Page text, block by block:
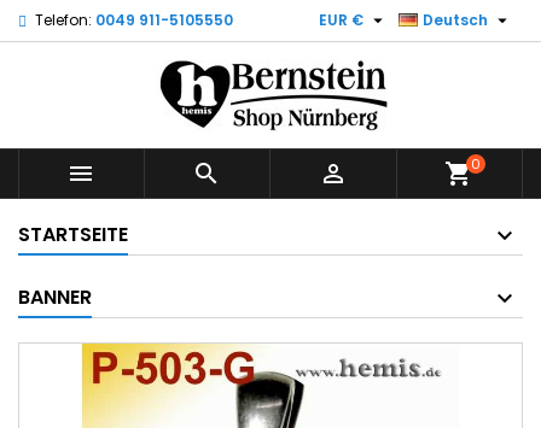
Telefon: 0049 911-5105550 Deutsch 
EUR € 
   shopping_cart0
STARTSEITE
BANNER